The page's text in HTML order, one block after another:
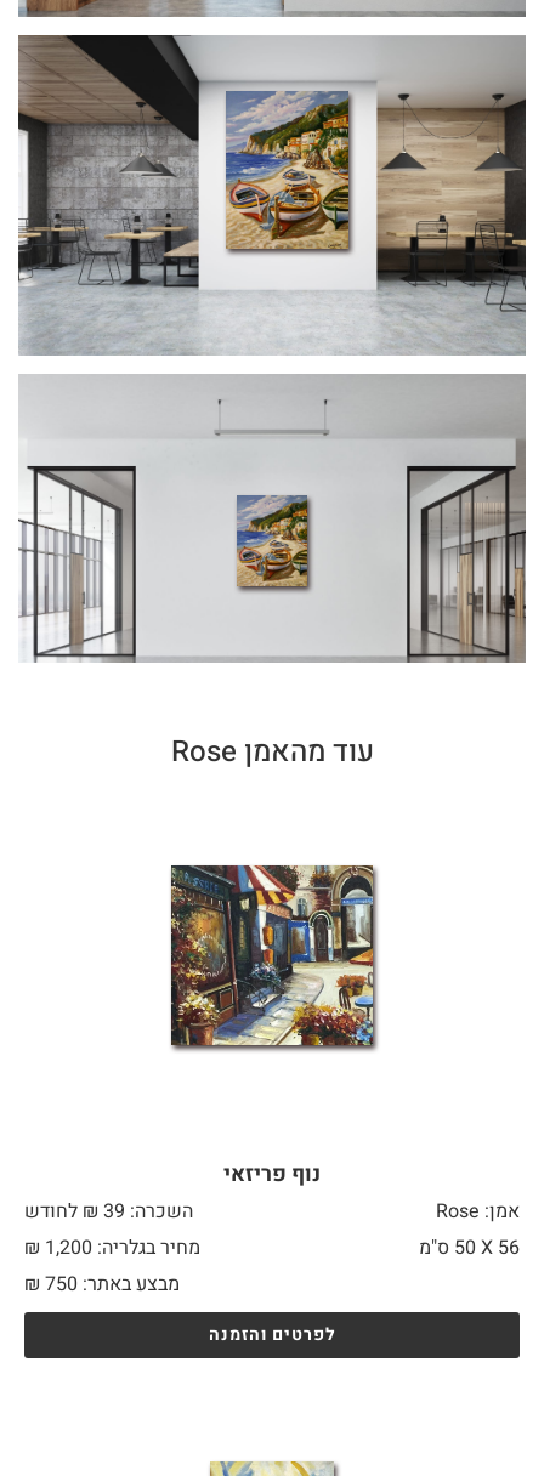
עוד מהאמן Rose
נוף פריזאי
אמן: Rose
השכרה: 39 ₪ לחודש
56 X
מחיר בגלריה: 1,200 ₪
מבצע באתר:
₪ 750
לפרטים והזמנה